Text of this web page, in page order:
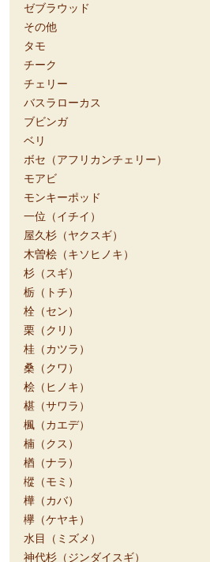
ゼブラウッド
その他
タモ
チーク
チェリー
バスラローカス
ブビンガ
ベリ
ボセ（アフリカンチェリー）
モアビ
モンキーポッド
一位（イチイ）
屋久杉（ヤクスギ）
木曽桧（キソヒノキ）
杉（スギ）
栃（トチ）
栓（セン）
栗（クリ）
桂（カツラ）
桑（クワ）
桧（ヒノキ）
椹（サワラ）
楓（カエデ）
楠（クス）
楢（ナラ）
樅（モミ）
樺（カバ）
欅（ケヤキ）
水目（ミズメ）
神代杉（ジンダイスギ）